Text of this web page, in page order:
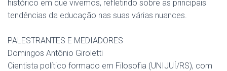
histórico em que vivemos, refletindo sobre as principais
tendências da educação nas suas várias nuances.
PALESTRANTES E MEDIADORES
Domingos Antônio Giroletti
Cientista político formado em Filosofia (UNIJUÍ/RS), com